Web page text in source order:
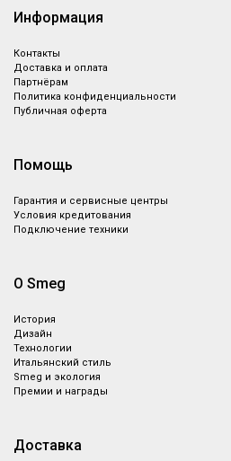
Информация
Контакты
Доставка и оплата
Партнёрам
Политика конфиденциальности
Публичная оферта
Помощь
Гарантия и сервисные центры
Условия кредитования
Подключение техники
О Smeg
История
Дизайн
Технологии
Итальянский стиль
Smeg и экология
Премии и награды
Доставка